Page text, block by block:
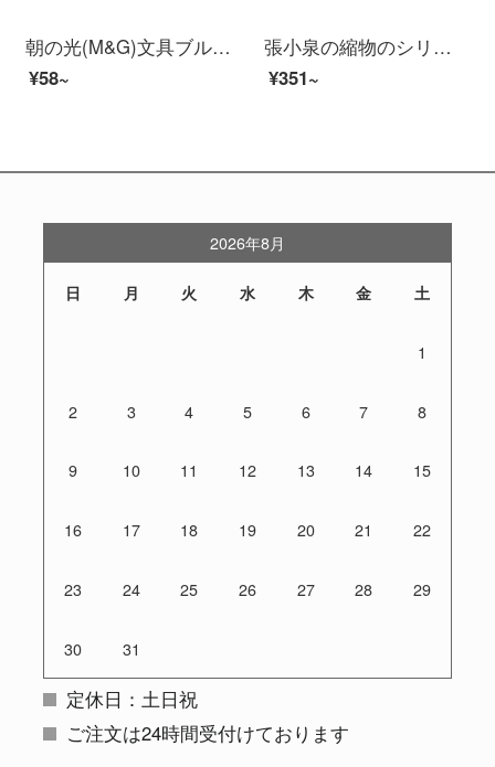
朝の光(M&G)文具ブルーの強いはさみ学生の携帯型の切り紙刀の軟膏の取っ手の簡単な執務するはさみは単にASSN 2246を詰めます。
¥58~
張小泉の縮物のシリーズのステンレスは多く台所のはさみJ 202020202000を使います。
¥351~
2026年8月
日 月 火 水 木 金 土
1
2 3 4 5 6 7 8
9 10 11 12 13 14 15
16 17 18 19 20 21 22
23 24 25 26 27 28 29
30 31
定休日：土日祝
ご注文は24時間受付けております